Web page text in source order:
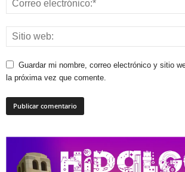
Guardar mi nombre, correo electrónico y sitio
la próxima vez que comente.